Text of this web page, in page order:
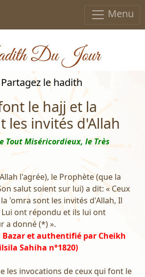
Menu
Du Jour
le hadith
le hajj et la
les invités d'Allah
Tout Miséricordieux, le Très
l'agrée), le Prophète (que la
salut soient sur lui) a dit: « Ceux
'omra sont les invités d'Allah, Il
Lui ont répondu et ils lui ont
a donné (*) ».
Bazar et authentifié par Cheikh
Sahiha n°1820)
les invocations de ceux qui font le